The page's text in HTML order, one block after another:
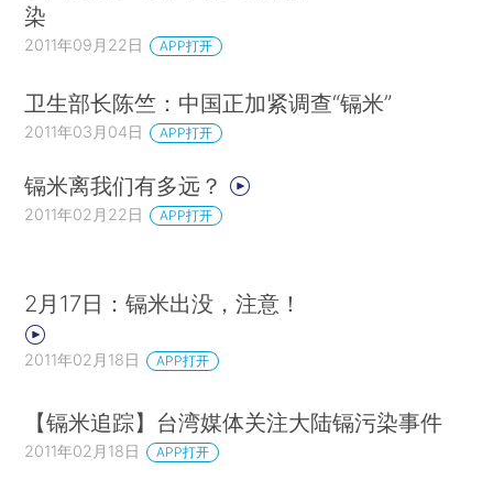
染
2011年09月22日 APP打开
卫生部长陈竺：中国正加紧调查“镉米”
2011年03月04日 APP打开
镉米离我们有多远？
2011年02月22日 APP打开
2月17日：镉米出没，注意！
2011年02月18日 APP打开
【镉米追踪】台湾媒体关注大陆镉污染事件
2011年02月18日 APP打开